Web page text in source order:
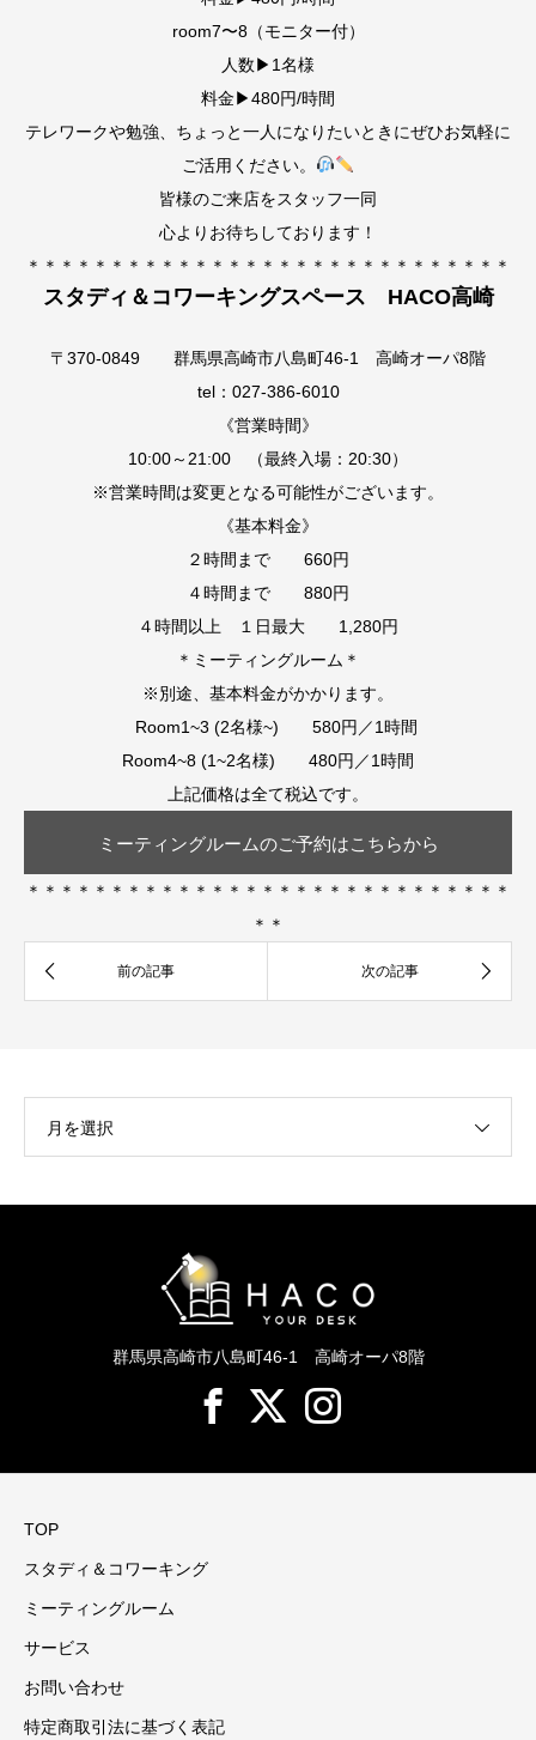
room7〜8（モニター付）
人数▶︎1名様
料金▶︎480円/時間
テレワークや勉強、ちょっと一人になりたいときにぜひお気軽に
ご活用ください。
皆様のご来店をスタッフ一同
心よりお待ちしております！
＊＊＊＊＊＊＊＊＊＊＊＊＊＊＊＊＊＊＊＊＊＊＊＊＊＊＊＊＊
スタディ＆コワーキングスペース HACO高崎
〒370-0849 群馬県高崎市八島町46-1 高崎オーパ8階
tel：027-386-6010
《営業時間》
10:00～21:00 （最終入場：20:30）
※営業時間は変更となる可能性がございます。
《基本料金》
２時間まで 660円
４時間まで 880円
４時間以上 １日最大 1,280円
＊ミーティングルーム＊
※別途、基本料金がかかります。
Room1~3 (2名様~) 580円／1時間
Room4~8 (1~2名様) 480円／1時間
上記価格は全て税込です。
ミーティングルームのご予約はこちらから
＊＊＊＊＊＊＊＊＊＊＊＊＊＊＊＊＊＊＊＊＊＊＊＊＊＊＊＊＊
＊＊
月を選択
群馬県高崎市八島町46-1 高崎オーパ8階
TOP
スタディ＆コワーキング
ミーティングルーム
サービス
お問い合わせ
特定商取引法に基づく表記